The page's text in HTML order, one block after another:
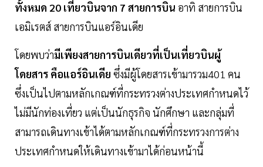
ทั้งหมด 20 เที่ยวบินจาก 7 สายการบิน อาทิ สายการบิน
เอมิเรตส์ สายการบินแอร์อินเดีย
โดยพบว่ามีเพียงสายการบินเดียวที่เป็นเที่ยวบินผู้
โดยสาร คือแอร์อินเดีย ซึ่งมีผู้โดยสารเข้ามารวม401 คน
ซึ่งเป็นไปตามหลักเกณฑ์ที่กระทรวงต่างประเทศกำหนดไว้
ไม่มีนักท่องเที่ยว แต่เป็นนักธุรกิจ นักศึกษา และกลุ่มที่
สามารถเดินทางเข้าได้ตามหลักเกณฑ์ที่กระทรวงการต่าง
ประเทศกำหนดให้เดินทางเข้ามาได้ก่อนหน้านี้